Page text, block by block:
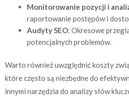
Monitorowanie pozycji i
raportowanie postępów i
Audyty SEO: Okresowe
potencjalnych problemów.
Warto również uwzględnić koszty
które często są niezbędne do
innymi narzędzia do analizy słów